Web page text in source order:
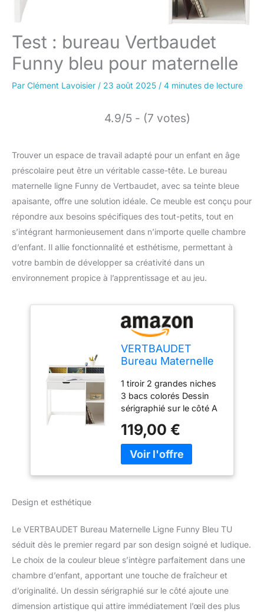
Test : bureau Vertbaudet
Funny bleu pour maternelle
Par Clément Lavoisier / 23 août 2025 / 4 minutes de lecture
4.9/5 - (7 votes)
Trouver un espace de travail adapté pour un enfant en âge
préscolaire peut être un véritable casse-tête. Le bureau
maternelle ligne Funny de Vertbaudet, avec sa teinte bleue
apaisante, offre une solution idéale. Ce meuble est conçu pour
répondre aux besoins spécifiques des tout-petits, tout en
s’intégrant harmonieusement dans n’importe quelle chambre
d’enfant. Il allie fonctionnalité et esthétisme, permettant à
votre bambin de développer sa créativité dans un
environnement propice à l’apprentissage et au jeu.
VERTBAUDET
Bureau Maternelle
1 tiroir 2 grandes niches
3 bacs colorés Dessin
sérigraphié sur le côté A
119,00 €
Design et esthétique
Le VERTBAUDET Bureau Maternelle Ligne Funny Bleu TU
séduit dès le premier regard par son design soigné et ludique.
Le choix de la couleur bleue s’intègre parfaitement dans une
chambre d’enfant, apportant une touche de fraîcheur et
d’originalité. Un dessin sérigraphié sur le côté ajoute une
dimension artistique qui attire immédiatement l’œil des plus